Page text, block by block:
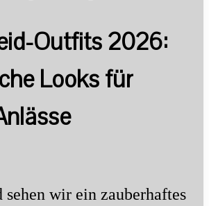
Outfits 2026:
Looks für
wir ein zauberhaftes